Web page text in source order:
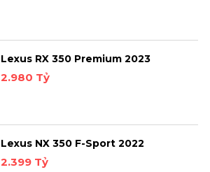
Lexus RX 350 Premium 2023
2.980 Tỷ
Lexus NX 350 F-Sport 2022
2.399 Tỷ